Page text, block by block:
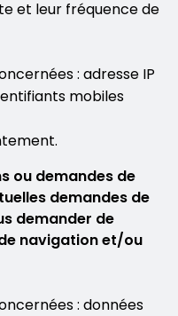
et leur fréquence de
: adresse IP
mobiles
ou demandes de
demandes de
demander de
navigation et/ou
: données